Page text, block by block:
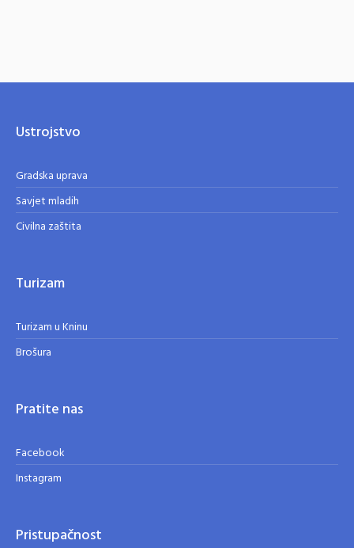
Ustrojstvo
Gradska uprava
Savjet mladih
Civilna zaštita
Turizam
Turizam u Kninu
Brošura
Pratite nas
Facebook
Instagram
Pristupačnost